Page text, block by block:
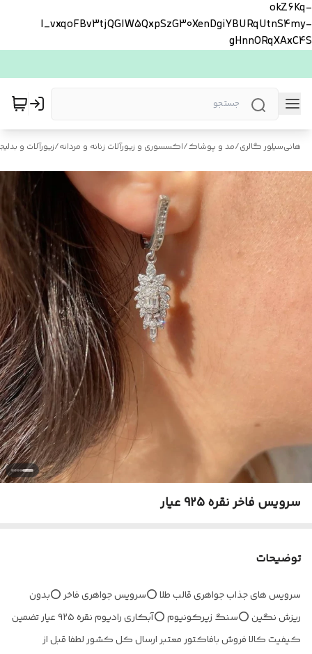
okZ6Kq-
l_vxqoFBv3tjQGlW5QxpSzG30XenDgiYBURqUtnS4my-
gHnnORqXAxC4S
هانی‌سیلور گالری/مد و پوشاک/اکسسوری و زیورآلات زنانه و مردانه/زیورآلات و
سرویس فاخر نقره 925 عیار
توضیحات
سرویس های جذاب جواهری قالب طلا ⭕️سرویس جواهری فاخر ⭕️بدون
ریزش نگین ⭕️سنگ زیرکونیوم ⭕️آبکاری رادیوم نقره ۹۲۵ عیار تضمین
کیفیت کالا فروش بافاکتور معتبر ارسال کل کشور لطفا قبل از